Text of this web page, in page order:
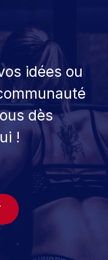
idées ou
dès
!